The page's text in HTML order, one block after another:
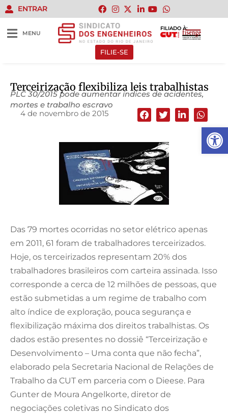
Abrir
ENTRAR
MENU
FILIADO À:
FILIE-SE
Terceirização flexibiliza leis trabalhistas
PLC 30/2015 pode aumentar índices de acidentes,
mortes e trabalho escravo
4 de novembro de 2015
Das 79 mortes ocorridas no setor elétrico apenas
em 2011, 61 foram de trabalhadores terceirizados.
Hoje, os terceirizados representam 20% dos
trabalhadores brasileiros com carteira assinada. Isso
corresponde a cerca de 12 milhões de pessoas, que
estão submetidas a um regime de trabalho com
alto índice de exploração, pouca segurança e
flexibilização máxima dos direitos trabalhistas. Os
dados estão presentes no dossiê “Terceirização e
Desenvolvimento – Uma conta que não fecha”,
elaborado pela Secretaria Nacional de Relações de
Trabalho da CUT em parceria com o Dieese. Para
Gunter de Moura Angelkorte, diretor de
negociações coletivas no Sindicato dos